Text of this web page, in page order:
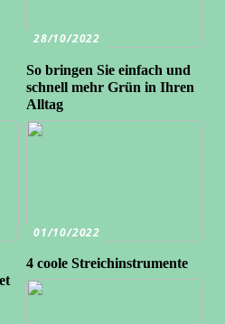
28/10/2022
So bringen Sie einfach und
schnell mehr Grün in Ihren
Alltag
01/10/2022
4 coole Streichinstrumente